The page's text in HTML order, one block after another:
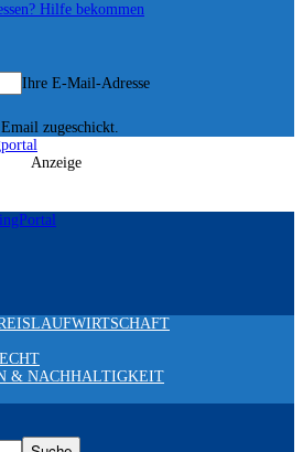
Hilfe bekommen
Ihre E-Mail-Adresse
zugeschickt.
Anzeige
& NACHHALTIGKEIT